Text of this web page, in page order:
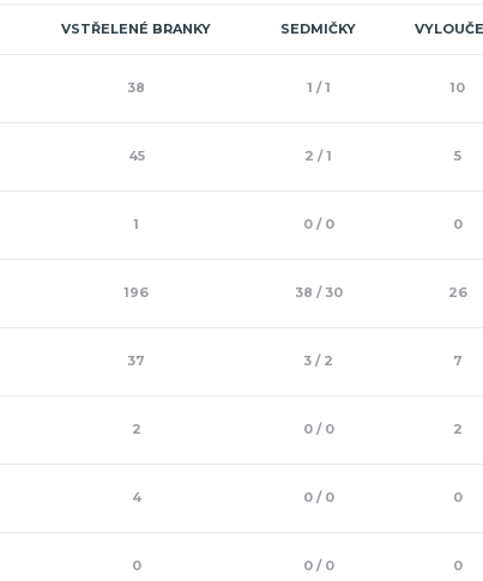
VSTŘELENÉ BRANKY SEDMIČKY
38 1 / 1 10
45 2 / 1 5
1 0 / 0 0
196 38 / 30 26
37 3 / 2 7
2 0 / 0 2
4 0 / 0 0
0 0 / 0 0